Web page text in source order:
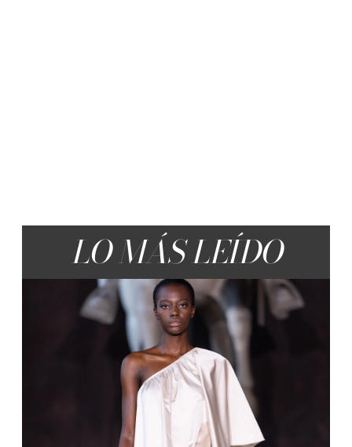
LO MÁS LEÍDO